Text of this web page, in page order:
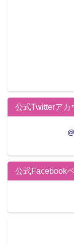
公式Twitterアカ
公式Facebook